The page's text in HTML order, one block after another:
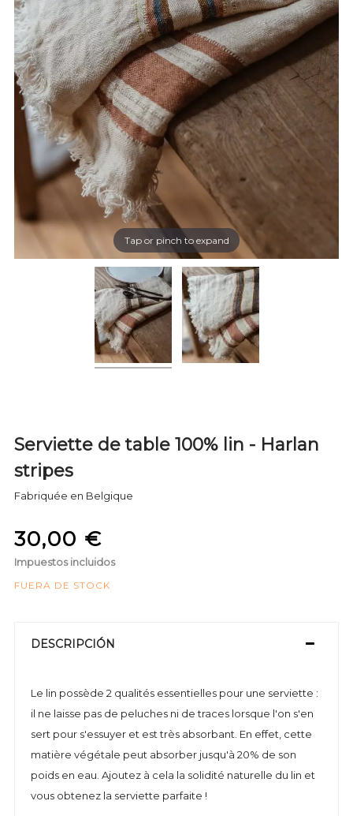
Tap or pinch to expand
Serviette de table 100% lin - Harlan
stripes
Fabriquée en Belgique
30,00 €
Impuestos incluidos
FUERA DE STOCK
DESCRIPCIÓN
Le lin possède 2 qualités essentielles pour une serviette :
il ne laisse pas de peluches ni de traces lorsque l'on s'en
sert pour s'essuyer et est très absorbant. En effet, cette
matière végétale peut absorber jusqu'à 20% de son
poids en eau. Ajoutez à cela la solidité naturelle du lin et
vous obtenez la serviette parfaite !